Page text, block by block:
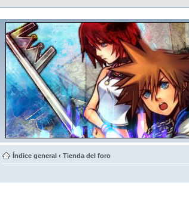
Índice general ‹ Tienda del foro